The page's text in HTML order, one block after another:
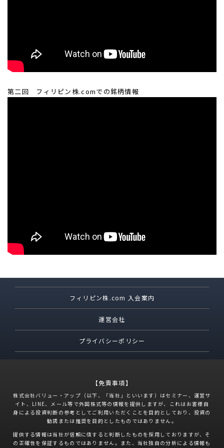
第二回 フィリピン株.comでの銘柄情報
フィリピン株.com 入会案内
運営会社
プライバシーポリシー
【免責事項】
株式会社バリュー・アップ（以下、「当社」といいます）はセミナー、運営サ
イト、LINE、メール等で外国株式等の情報を提供しますが、これはお客様自
身による投資判断の参考としてご利用いただくことを目的としており、投資の
勧誘または推奨を目的としたものではありません。
提供する情報は当社が信頼に値すると判断したものを採用しておりますが、そ
の正確性を保証するものではありません。また、当社独自の分析による情報も